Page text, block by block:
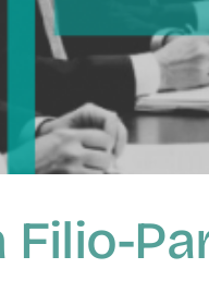
Filio-